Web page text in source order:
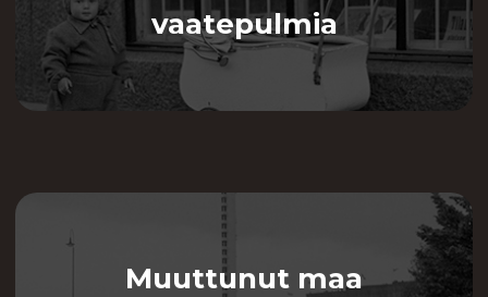
vaatepulmia
Muuttunut maa